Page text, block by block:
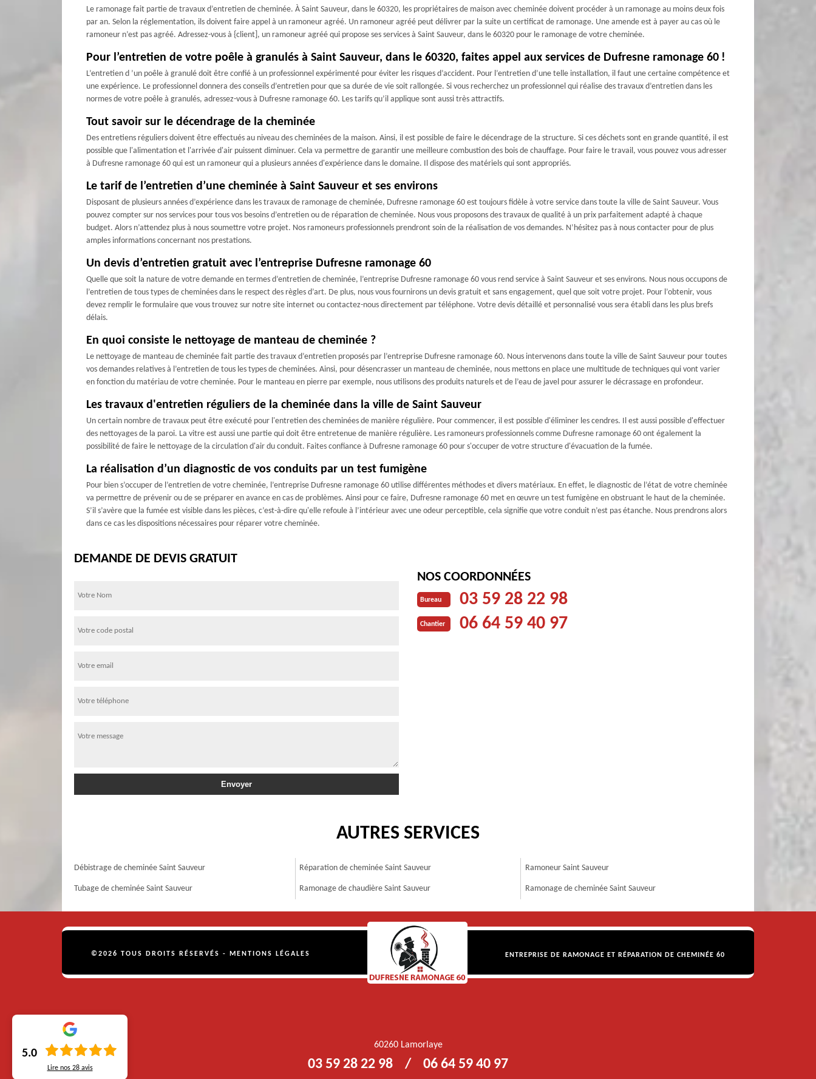
Le ramonage fait partie de travaux d’entretien de cheminée. À Saint Sauveur, dans le 60320, les propriétaires de maison avec cheminée doivent procéder à un ramonage au moins deux fois
par an. Selon la réglementation, ils doivent faire appel à un ramoneur agréé. Un ramoneur agréé peut délivrer par la suite un certificat de ramonage. Une amende est à payer au cas où le
ramoneur n’est pas agréé. Adressez-vous à {client], un ramoneur agréé qui propose ses services à Saint Sauveur, dans le 60320 pour le ramonage de votre cheminée.
Pour l’entretien de votre poêle à granulés à Saint Sauveur, dans le 60320, faites appel aux services de Dufresne ramonage 60 !
L’entretien d ’un poêle à granulé doit être confié à un professionnel expérimenté pour éviter les risques d’accident. Pour l’entretien d’une telle installation, il faut une certaine compétence et
une expérience. Le professionnel donnera des conseils d’entretien pour que sa durée de vie soit rallongée. Si vous recherchez un professionnel qui réalise des travaux d’entretien dans les
normes de votre poêle à granulés, adressez-vous à Dufresne ramonage 60. Les tarifs qu’il applique sont aussi très attractifs.
Tout savoir sur le décendrage de la cheminée
Des entretiens réguliers doivent être effectués au niveau des cheminées de la maison. Ainsi, il est possible de faire le décendrage de la structure. Si ces déchets sont en grande quantité, il est
possible que l'alimentation et l'arrivée d'air puissent diminuer. Cela va permettre de garantir une meilleure combustion des bois de chauffage. Pour faire le travail, vous pouvez vous adresser
à Dufresne ramonage 60 qui est un ramoneur qui a plusieurs années d'expérience dans le domaine. Il dispose des matériels qui sont appropriés.
Le tarif de l’entretien d’une cheminée à Saint Sauveur et ses environs
Disposant de plusieurs années d’expérience dans les travaux de ramonage de cheminée, Dufresne ramonage 60 est toujours fidèle à votre service dans toute la ville de Saint Sauveur. Vous
pouvez compter sur nos services pour tous vos besoins d’entretien ou de réparation de cheminée. Nous vous proposons des travaux de qualité à un prix parfaitement adapté à chaque
budget. Alors n’attendez plus à nous soumettre votre projet. Nos ramoneurs professionnels prendront soin de la réalisation de vos demandes. N’hésitez pas à nous contacter pour de plus
amples informations concernant nos prestations.
Un devis d’entretien gratuit avec l’entreprise Dufresne ramonage 60
Quelle que soit la nature de votre demande en termes d’entretien de cheminée, l’entreprise Dufresne ramonage 60 vous rend service à Saint Sauveur et ses environs. Nous nous occupons de
l’entretien de tous types de cheminées dans le respect des règles d’art. De plus, nous vous fournirons un devis gratuit et sans engagement, quel que soit votre projet. Pour l’obtenir, vous
devez remplir le formulaire que vous trouvez sur notre site internet ou contactez-nous directement par téléphone. Votre devis détaillé et personnalisé vous sera établi dans les plus brefs
délais.
En quoi consiste le nettoyage de manteau de cheminée ?
Le nettoyage de manteau de cheminée fait partie des travaux d’entretien proposés par l’entreprise Dufresne ramonage 60. Nous intervenons dans toute la ville de Saint Sauveur pour toutes
vos demandes relatives à l’entretien de tous les types de cheminées. Ainsi, pour désencrasser un manteau de cheminée, nous mettons en place une multitude de techniques qui vont varier
en fonction du matériau de votre cheminée. Pour le manteau en pierre par exemple, nous utilisons des produits naturels et de l’eau de javel pour assurer le décrassage en profondeur.
Les travaux d'entretien réguliers de la cheminée dans la ville de Saint Sauveur
Un certain nombre de travaux peut être exécuté pour l'entretien des cheminées de manière régulière. Pour commencer, il est possible d'éliminer les cendres. Il est aussi possible d'effectuer
des nettoyages de la paroi. La vitre est aussi une partie qui doit être entretenue de manière régulière. Les ramoneurs professionnels comme Dufresne ramonage 60 ont également la
possibilité de faire le nettoyage de la circulation d'air du conduit. Faites confiance à Dufresne ramonage 60 pour s'occuper de votre structure d'évacuation de la fumée.
La réalisation d’un diagnostic de vos conduits par un test fumigène
Pour bien s’occuper de l’entretien de votre cheminée, l’entreprise Dufresne ramonage 60 utilise différentes méthodes et divers matériaux. En effet, le diagnostic de l’état de votre cheminée
va permettre de prévenir ou de se préparer en avance en cas de problèmes. Ainsi pour ce faire, Dufresne ramonage 60 met en œuvre un test fumigène en obstruant le haut de la cheminée.
S’il s’avère que la fumée est visible dans les pièces, c’est-à-dire qu'elle refoule à l’intérieur avec une odeur perceptible, cela signifie que votre conduit n’est pas étanche. Nous prendrons alors
dans ce cas les dispositions nécessaires pour réparer votre cheminée.
DEMANDE DE DEVIS GRATUIT
NOS COORDONNÉES
Bureau 03 59 28 22 98
Chantier 06 64 59 40 97
AUTRES SERVICES
Débistrage de cheminée Saint Sauveur
Tubage de cheminée Saint Sauveur
Réparation de cheminée Saint Sauveur
Ramonage de chaudière Saint Sauveur
Ramoneur Saint Sauveur
Ramonage de cheminée Saint Sauveur
©2026 TOUS DROITS RÉSERVÉS - MENTIONS LÉGALES ENTREPRISE DE RAMONAGE ET RÉPARATION DE CHEMINÉE 60
60260 Lamorlaye
03 59 28 22 98 / 06 64 59 40 97
5.0
Lire nos 28avis